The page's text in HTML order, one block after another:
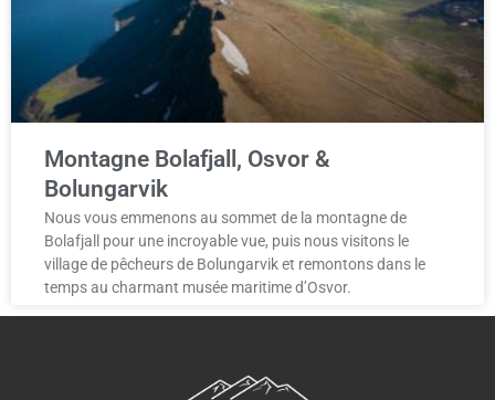
Montagne Bolafjall, Osvor &
Bolungarvik
Nous vous emmenons au sommet de la montagne de
Bolafjall pour une incroyable vue, puis nous visitons le
village de pêcheurs de Bolungarvik et remontons dans le
temps au charmant musée maritime d’Osvor.